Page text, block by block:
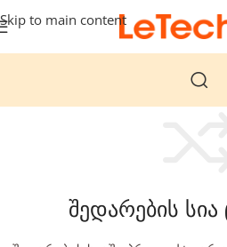
Skip to main content
შედარების